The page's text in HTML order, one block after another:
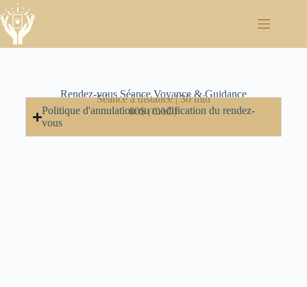
Rendez-vous Séance Voyance & Guidance
Séance à distance | 30 min
60$(CAD)
Politique d'annulation ou modification du rendez-
vous